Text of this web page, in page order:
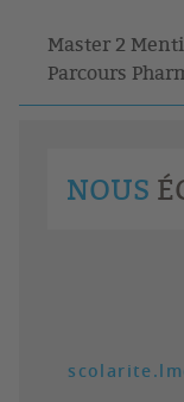
Master 2
Parcours
NOUS